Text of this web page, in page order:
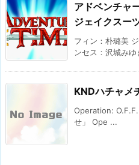
アドベンチャ
ジェイクスー
フィン：朴璐美
ンセス：沢城み
KNDハチャメ
Operation:
せ」 Ope ...